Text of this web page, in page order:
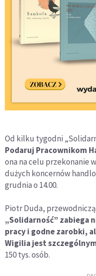
Od kilku tygodni
Podaruj Pracownikom
ona na celu przekonanie
dużych koncernów
grudnia o 14.00.
Piotr Duda,
„Solidarność” zabiega
pracy i godne zarobki,
Wigilia jest
150 tys. osób.